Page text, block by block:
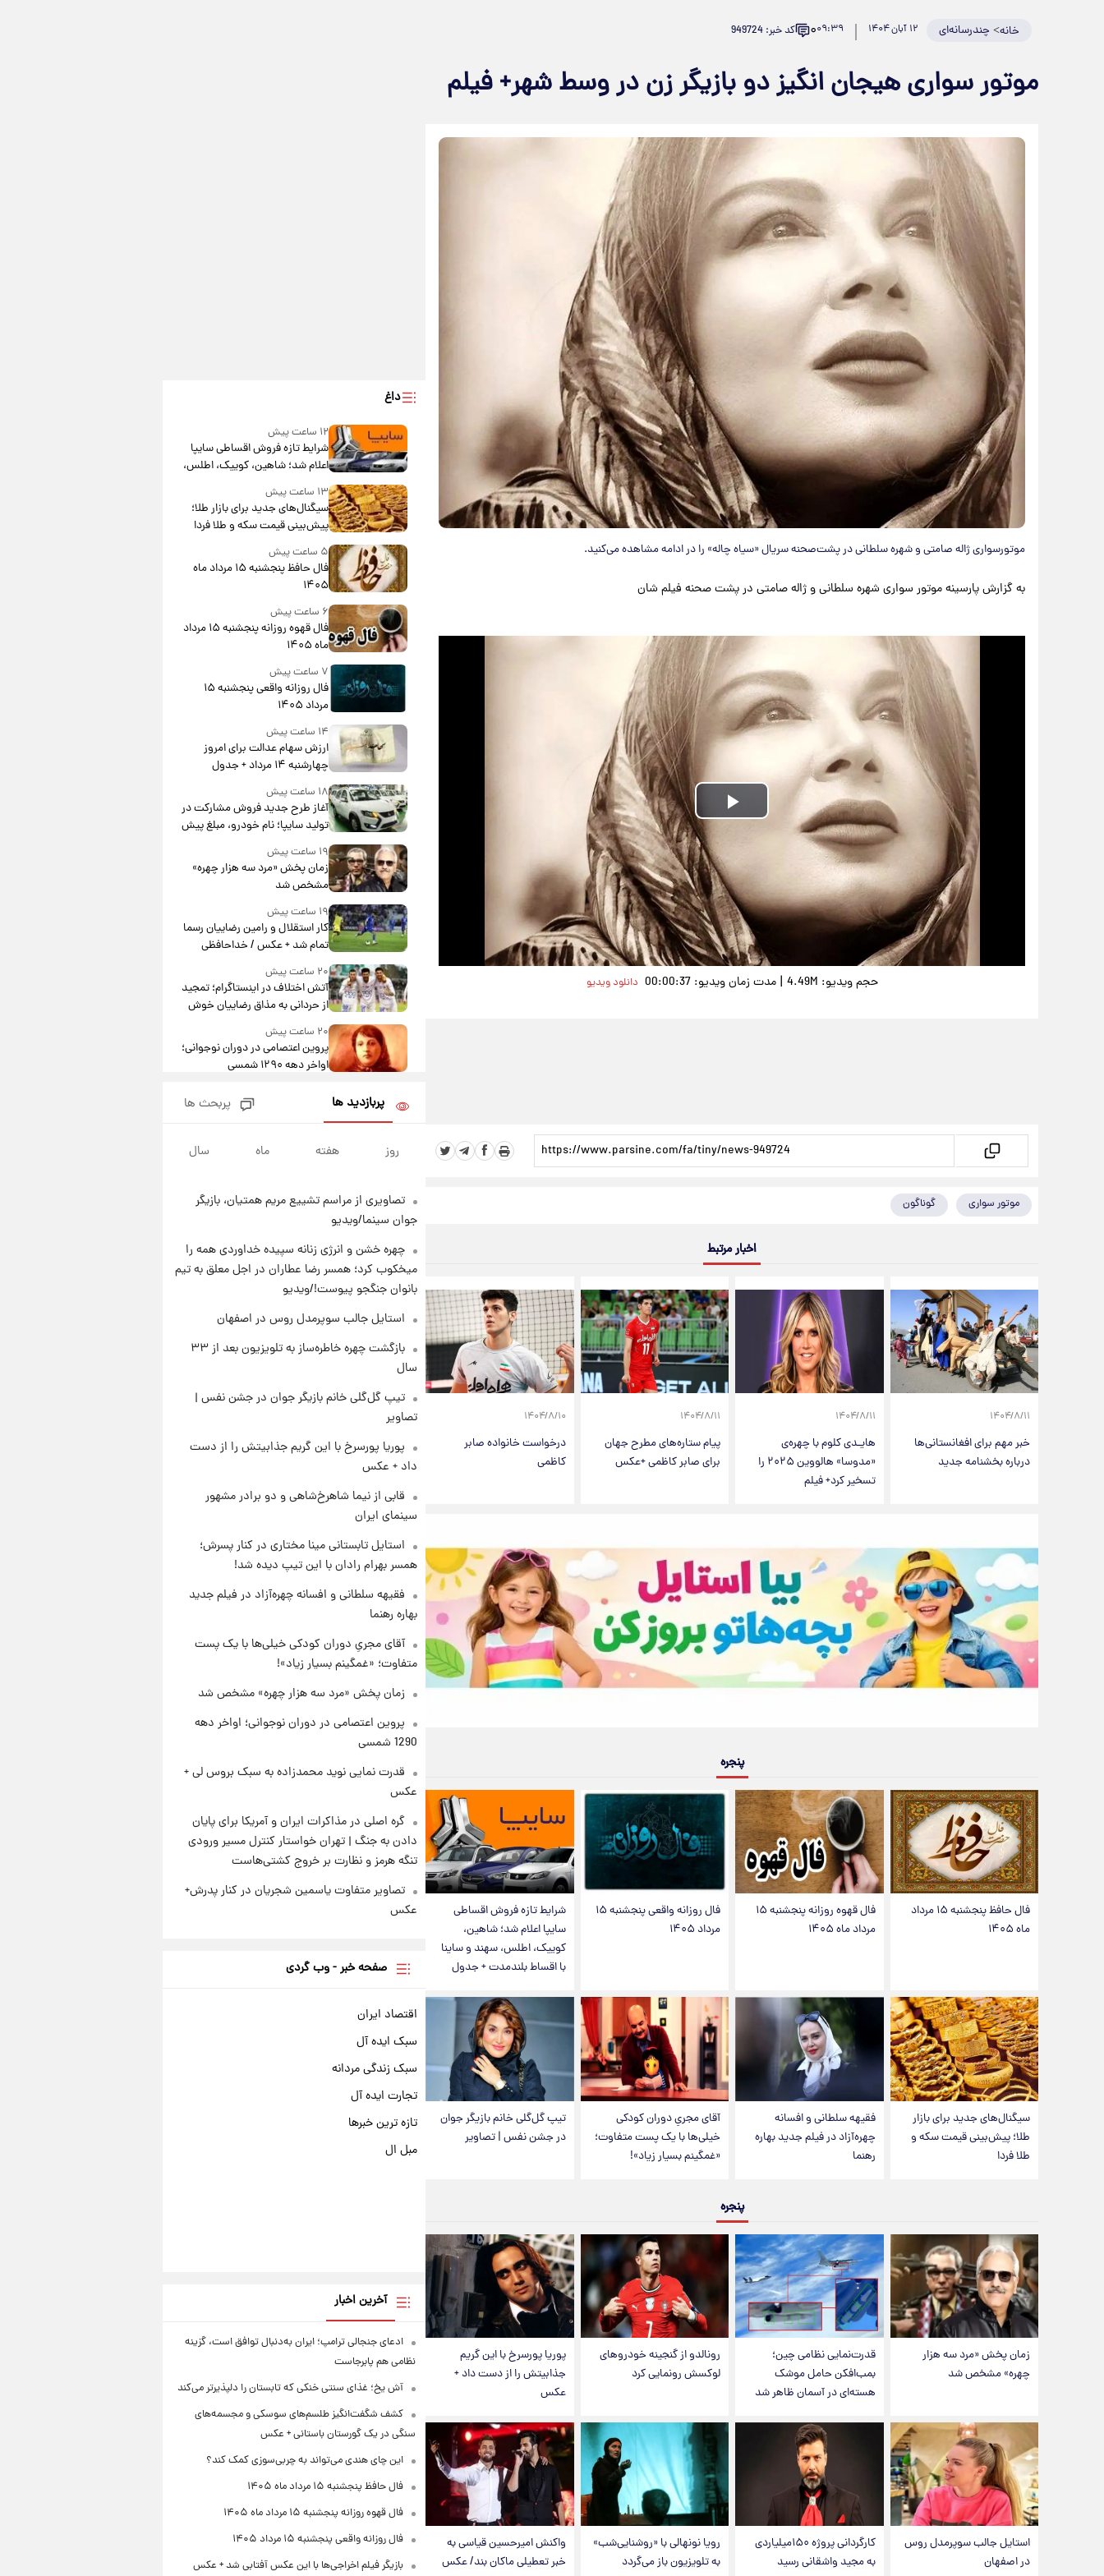
خانه> چندرسانه‌ای ۱۲ آبان ۱۴۰۴ ۰۹:۳۹۰ کد خبر: 949724
موتور سواری هیجان انگیز دو بازیگر زن در وسط شهر+ فیلم
موتورسواری ژاله صامتی و شهره سلطانی در پشت‌صحنه سریال «سیاه چاله» را در ادامه مشاهده می‌کنید.
به گزارش پارسینه موتور سواری شهره سلطانی و ژاله صامتی در پشت صحنه فیلم شان
Play
Video
حجم ویدیو: 4.49M |مدت زمان ویدیو: 00:00:37 دانلود ویدیو
موتور سواری گوناگون
اخبار مرتبط
۱۴۰۴/۸/۱۱
خبر مهم برای افغانستانی‌ها
درباره بخشنامه جدید
۱۴۰۴/۸/۱۱
هایـدی کلوم با چهره‌ی
«مدوسا» هالووین ۲۰۲۵ را
تسخیر کرد+ فیلم
۱۴۰۴/۸/۱۱
پیام ستاره‌های مطرح جهان
برای صابر کاظمی +عکس
۱۴۰۴/۸/۱۰
درخواست خانواده صابر
کاظمی
پنجره
فال حافظ پنجشنبه ۱۵ مرداد
ماه ۱۴۰۵
فال قهوه روزانه پنجشنبه ۱۵
مرداد ماه ۱۴۰۵
فال روزانه واقعی پنجشنبه ۱۵
مرداد ۱۴۰۵
شرایط تازه فروش اقساطی
سایپا اعلام شد؛ شاهین،
کوییک، اطلس، سهند و ساینا
با اقساط بلندمدت + جدول
سیگنال‌های جدید برای بازار
طلا؛ پیش‌بینی قیمت سکه و
طلا فردا
فقیهه سلطانی و افسانه
چهره‌آزاد در فیلم جدید بهاره
رهنما
آقای مجریِ دوران کودکی
خیلی‌ها با یک پست متفاوت؛
«غمگینم بسیار زیاد»!
تیپ گل‌گلی خانم بازیگر جوان
در جشن نفس | تصاویر
پنجره
زمان پخش «مرد سه هزار
چهره» مشخص شد
قدرت‌نمایی نظامی چین؛
بمب‌افکن حامل موشک
هسته‌ای در آسمان ظاهر شد
رونالدو از گنجینه خودروهای
لوکسش رونمایی کرد
پوریا پورسرخ با این گریم
جذابیتش را از دست داد +
عکس
استایل جالب سوپرمدل روس
در اصفهان
کارگردانی پروژه ۱۵۰میلیاردی
به مجید واشقانی رسید
رویا نونهالی با «روشنایی‌شب»
به تلویزیون باز می‌گردد
واکنش امیرحسین قیاسی به
خبر تعطیلی ماکان بند/ عکس
داغ
۱۲ ساعت پیش
شرایط تازه فروش اقساطی سایپا
اعلام شد؛ شاهین، کوییک، اطلس،
سهند و ساینا با اقساط بلندمدت +
جدول۱۳ ساعت پیش
سیگنال‌های جدید برای بازار طلا؛
پیش‌بینی قیمت سکه و طلا فردا
۵ ساعت پیش
فال حافظ پنجشنبه ۱۵ مرداد ماه
۱۴۰۵
۶ ساعت پیش
فال قهوه روزانه پنجشنبه ۱۵ مرداد
ماه ۱۴۰۵
۷ ساعت پیش
فال روزانه واقعی پنجشنبه ۱۵
مرداد ۱۴۰۵
۱۴ ساعت پیش
ارزش سهام عدالت برای امروز
چهارشنبه ۱۴ مرداد + جدول
۱۸ ساعت پیش
آغاز طرح جدید فروش مشارکت در
تولید سایپا؛ نام خودرو، مبلغ پیش
پرداخت و زمان تحویل | سود
مشارکت چند درصد است؟
۱۹ ساعت پیش
زمان پخش «مرد سه هزار چهره»
مشخص شد
۱۹ ساعت پیش
کار استقلال و رامین رضاییان رسما
تمام شد + عکس / خداحافظی
۲۰ ساعت پیش
آتش اختلاف در اینستاگرام؛ تمجید
از حردانی به مذاق رضاییان خوش
۲۰ ساعت پیش
پروین اعتصامی در دوران نوجوانی؛
اواخر دهه ۱۲۹۰ شمسی
قدرت‌نمایی نظامی چین؛ بمب‌افکن
حامل موشک هسته‌ای در آسمان
۲۱ ساعت پیش
۲۳ ساعت پیش
چهارشنبه ۱۴ مرداد ۱۴۰۵/ نرخ‌ها
ثابت ماند؟ +جدول
۲۳ ساعت پیش
علی مطهری: اجرای کامل
بزرگ‌تری برای ایران است
پربازدید ها پربحث ها
روز هفته ماه سال
تصاویری از مراسم تشییع مریم همتیان، بازیگر
جوان سینما/ویدیو
چهره خشن و انرژی زنانه سپیده خداوردی همه را
میخکوب کرد؛ همسر رضا عطاران در اجل معلق به تیم
بانوان جنگجو پیوست!/ویدیو
استایل جالب سوپرمدل روس در اصفهان
بازگشت چهره خاطره‌ساز به تلویزیون بعد از ۳۳
سال
تیپ گل‌گلی خانم بازیگر جوان در جشن نفس |
تصاویر
پوریا پورسرخ با این گریم جذابیتش را از دست
داد + عکس
قابی از نیما شاهرخ‌شاهی و دو برادر مشهور
سینمای ایران
استایل تابستانی مینا مختاری در کنار پسرش؛
همسر بهرام رادان با این تیپ دیده شد!
فقیهه سلطانی و افسانه چهره‌آزاد در فیلم جدید
بهاره رهنما
آقای مجریِ دوران کودکی خیلی‌ها با یک پست
متفاوت؛ «غمگینم بسیار زیاد»!
زمان پخش «مرد سه هزار چهره» مشخص شد
پروین اعتصامی در دوران نوجوانی؛ اواخر دهه
1290 شمسی
قدرت نمایی نوید محمدزاده به سبک بروس لی +
عکس
گره اصلی در مذاکرات ایران و آمریکا برای پایان
دادن به جنگ | تهران خواستار کنترل مسیر ورودی
تنگه هرمز و نظارت بر خروج کشتی‌هاست
تصاویر متفاوت یاسمین شجریان در کنار پدرش+
عکس
صفحه خبر - وب گردی
اقتصاد ایران
سبک ایده آل
سبک زندگی مردانه
تجارت ایده آل
تازه ترین خبرها
مبل ال
آخرین اخبار
ادعای جنجالی ترامپ؛ ایران به‌دنبال توافق است، گزینه
نظامی هم پابرجاست
آش یخ؛ غذای سنتی خنکی که تابستان را دلپذیرتر می‌کند
کشف شگفت‌انگیز طلسم‌های سوسکی و مجسمه‌های
سنگی در یک گورستان باستانی + عکس
این چای هندی می‌تواند به چربی‌سوزی کمک کند؟
فال حافظ پنجشنبه ۱۵ مرداد ماه ۱۴۰۵
فال قهوه روزانه پنجشنبه ۱۵ مرداد ماه ۱۴۰۵
فال روزانه واقعی پنجشنبه ۱۵ مرداد ۱۴۰۵
بازیگر فیلم اخراجی‌ها با این عکس آفتابی شد + عکس